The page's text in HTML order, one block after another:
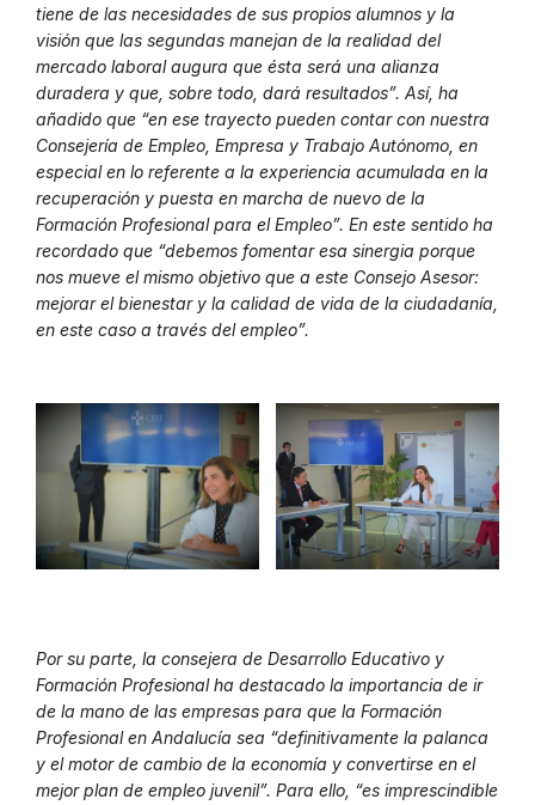
tiene de las necesidades de sus propios alumnos y la
visión que las segundas manejan de la realidad del
mercado laboral augura que ésta será una alianza
duradera y que, sobre todo, dará resultados”. Así, ha
añadido que “en ese trayecto pueden contar con nuestra
Consejería de Empleo, Empresa y Trabajo Autónomo, en
especial en lo referente a la experiencia acumulada en la
recuperación y puesta en marcha de nuevo de la
Formación Profesional para el Empleo”. En este sentido ha
recordado que “debemos fomentar esa sinergia porque
nos mueve el mismo objetivo que a este Consejo Asesor:
mejorar el bienestar y la calidad de vida de la ciudadanía,
en este caso a través del empleo”.
Por su parte, la consejera de Desarrollo Educativo y
Formación Profesional ha destacado la importancia de ir
de la mano de las empresas para que la Formación
Profesional en Andalucía sea “definitivamente la palanca
y el motor de cambio de la economía y convertirse en el
mejor plan de empleo juvenil”. Para ello, “es imprescindible